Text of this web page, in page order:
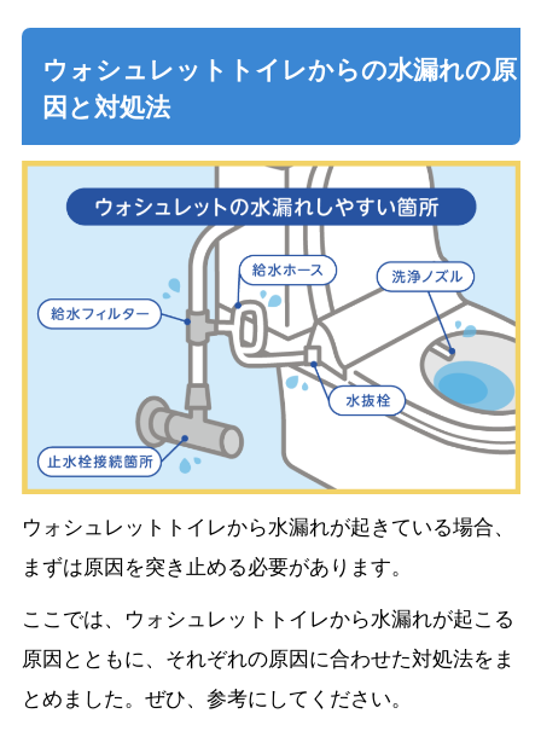
ウォシュレットトイレからの水漏れの原
因と対処法
ウォシュレットトイレから水漏れが起きている場合、
まずは原因を突き止める必要があります。
ここでは、ウォシュレットトイレから水漏れが起こる
原因とともに、それぞれの原因に合わせた対処法をま
とめました。ぜひ、参考にしてください。